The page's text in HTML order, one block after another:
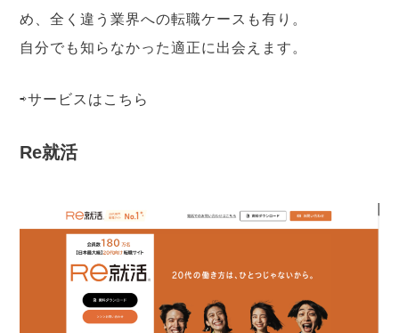
め、全く違う業界への転職ケースも有り。
自分でも知らなかった適正に出会えます。
⇨サービスは こちら
Re就活